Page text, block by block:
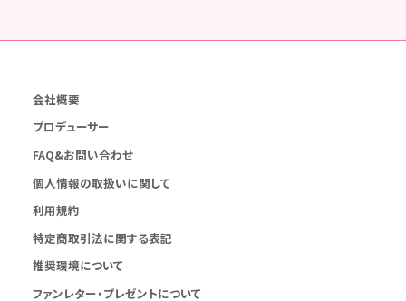
会社概要
プロデューサー
FAQ&お問い合わせ
個人情報の取扱いに関して
利用規約
特定商取引法に関する表記
推奨環境について
ファンレター・プレゼントについて